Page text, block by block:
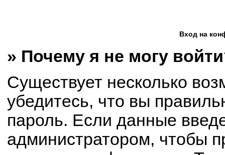
Вход на
» Почему я не могу
Существует несколько
убедитесь, что вы
пароль. Если данные
администратором, чтобы